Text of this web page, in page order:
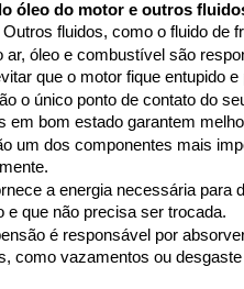
óleo do motor e outros
fluidos, como o fluido de
ar, óleo e combustível são
que o motor fique entupido e
o único ponto de contato do
em bom estado garantem
um dos componentes mais
a energia necessária para
e que não precisa ser trocada.
é responsável por
como vazamentos ou